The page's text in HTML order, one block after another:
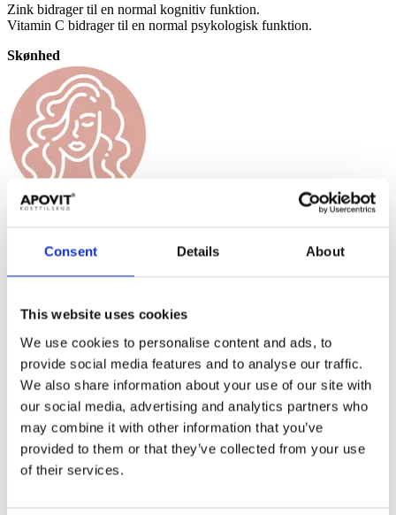
Consent Details About
This website uses cookies
We use cookies to personalise content and ads, to
provide social media features and to analyse our traffic.
We also share information about your use of our site with
our social media, advertising and analytics partners who
may combine it with other information that you’ve
provided to them or that they’ve collected from your use
of their services.
Zink bidrager til en normal kognitiv funktion.
Vitamin C bidrager til en normal psykologisk funktion.
Skønhed
Vitamin C bidrager til normal dannelse af kollagen, der har
Kobber bidrager til normal pigmentering af huden og håret.
Energi